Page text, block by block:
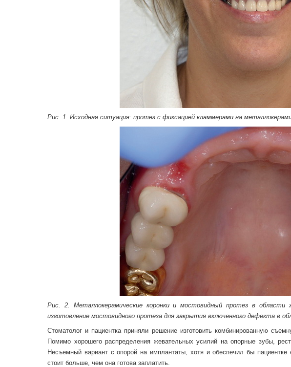
Рис. 1. Исходная ситуация: протез с фиксацией кламмерами на
Рис. 2. Металлокерамические коронки и мостовидный протез в
изготовление мостовидного протеза для закрытия включенного дефекта в
Стоматолог и пациентка приняли решение изготовить комбинированную
Помимо хорошего распределения жевательных усилий на опорные зубы,
Несъемный вариант с опорой на имплантаты, хотя и обеспечил бы
стоит больше, чем она готова заплатить.